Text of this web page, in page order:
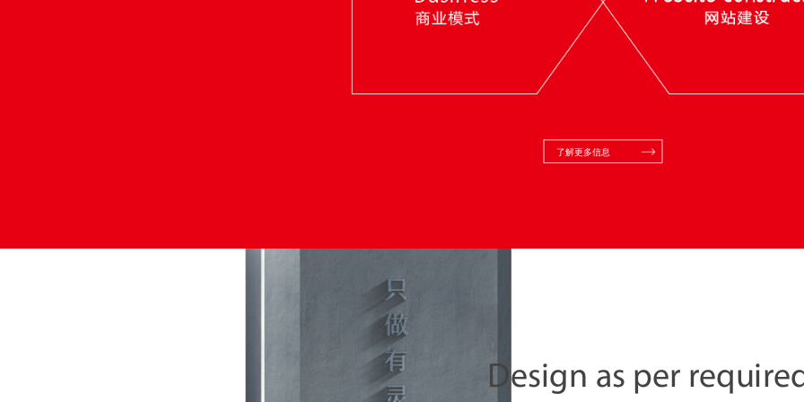
了解更多信息
Design as per